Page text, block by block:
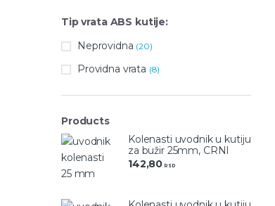
Tip vrata ABS kutije:
Neprovidna (20)
Providna vrata (8)
Products
Kolenasti uvodnik u kutiju
za bužir 25mm, CRNI
142,80 RSD